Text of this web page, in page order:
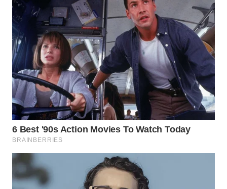
TAPANULI
UTARA
WN
SAMOSIR
WN
PADANG
LAWAS
WN
WN
CIANJUR